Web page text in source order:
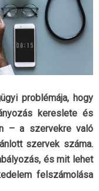
problémája, hogy
kereslete és
– a szervekre való
szervek száma.
és mit lehet
felszámolása